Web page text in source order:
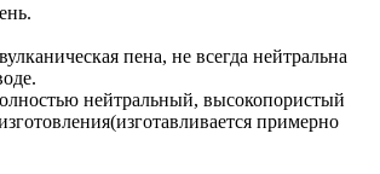
пена, не всегда нейтральна
нейтральный, высокопористый
примерно